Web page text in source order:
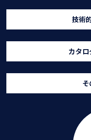
技術
カタ